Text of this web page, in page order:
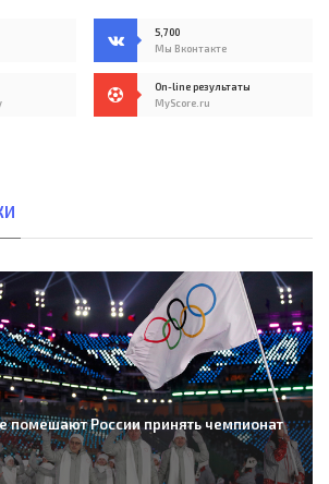
5,700
Мы Вконтакте
On-line результаты
MyScore.ru
помешают России принять чемпионат